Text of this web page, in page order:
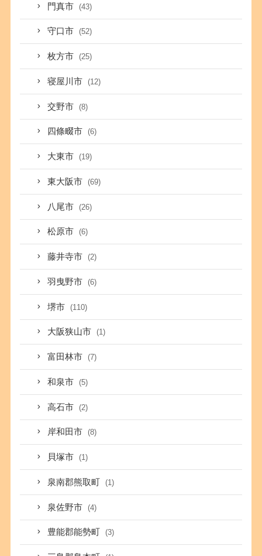
門真市 (43)
守口市 (52)
枚方市 (25)
寝屋川市 (12)
交野市 (8)
四條畷市 (6)
大東市 (19)
東大阪市 (69)
八尾市 (26)
松原市 (6)
藤井寺市 (2)
羽曳野市 (6)
堺市 (110)
大阪狭山市 (1)
富田林市 (7)
和泉市 (5)
高石市 (2)
岸和田市 (8)
貝塚市 (1)
泉南郡熊取町 (1)
泉佐野市 (4)
豊能郡能勢町 (3)